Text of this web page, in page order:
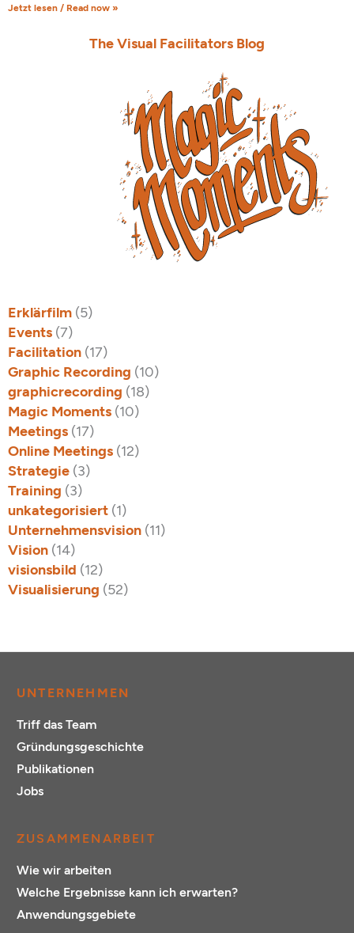
Jetzt lesen / Read now »
The Visual Facilitators Blog
Erklärfilm (5)
Events (7)
Facilitation (17)
Graphic Recording (10)
graphicrecording (18)
Magic Moments (10)
Meetings (17)
Online Meetings (12)
Strategie (3)
Training (3)
unkategorisiert (1)
Unternehmensvision (11)
Vision (14)
visionsbild (12)
Visualisierung (52)
UNTERNEHMEN
Triff das Team
Gründungsgeschichte
Publikationen
Jobs
ZUSAMMENARBEIT
Wie wir arbeiten
Welche Ergebnisse kann ich erwarten?
Anwendungsgebiete